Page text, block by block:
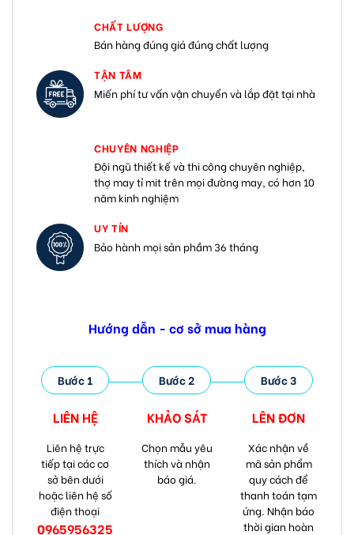
CHẤT LƯỢNG
Bán hàng đúng giá đúng chất lượng
TẬN TÂM
Miến phí tư vấn vận chuyển và lắp đặt tại nhà
CHUYÊN NGHIỆP
Đội ngũ thiết kế và thi công chuyên nghiệp,
thợ may tỉ mit trên mọi đường may, có hơn 10
năm kinh nghiệm
UY TÍN
Bảo hành mọi sản phầm 36 tháng
Hướng dẫn - cơ sở mua hàng
Bước 1
LIÊN HỆ
Liên hệ trực
tiếp tại các cơ
sở bên dưới
hoặc liên hệ số
điện thoại
0965956325
Bước 2
KHẢO SÁT
Chọn mẫu yêu
thích và nhận
báo giá.
Bước 3
LÊN ĐƠN
Xác nhận về
mã sản phẩm
quy cách để
thanh toán tạm
ứng. Nhận báo
thời gian hoàn